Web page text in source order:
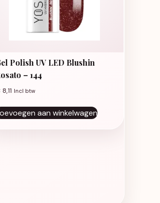
Polish UV LED Blushin
– 144
8,11 Incl btw
aan winkelwagen